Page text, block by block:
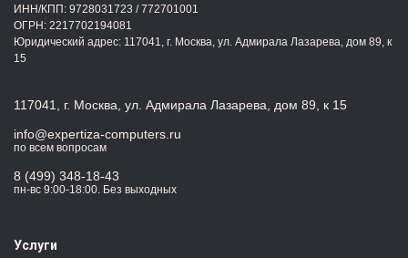
ИНН/КПП: 9728031723 /772701001
ОГРН: 2217702194081
Юридический адрес: 117041, г. Москва, ул. Адмирала Лазарева, дом 89, к
15
117041, г. Москва, ул. Адмирала Лазарева, дом 89, к 15
info@expertiza-computers.ru
по всем вопросам
8 (499) 348-18-43
пн-вс 9:00-18:00. Без выходных
Услуги